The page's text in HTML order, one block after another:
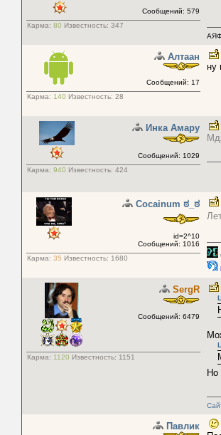
Сообщений: 579
Карма: 80 Известность: 347
АЯФ
Алтаaн
Сообщений: 17
Карма: 140 Известность: 28
ну
Инка Амару
Сообщений: 1029
Карма: 940 Известность: 424
Cocainum ಠ_ಠ
id=2^10
Сообщений: 1016
Карма: 35 Известность: 1680
SergR
Сообщений: 6479
Карма: 1120 Известность: 1151
Но
Павлик